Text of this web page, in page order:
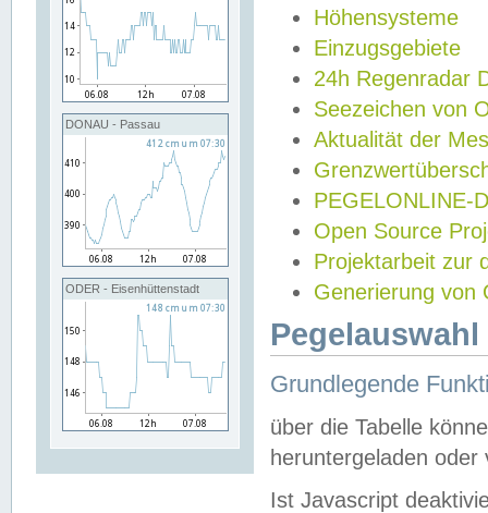
DONAU - Passau
ODER - Eisenhüttenstadt
Höhensysteme
Einzugsgebiete
24h Regenradar
Seezeichen von
Aktualität der
PEGELONLINE-
Open Source
Projektarbeit zur
Generierung von
Grundlegende
über die Tabelle
heruntergeladen oder
Ist Javascript